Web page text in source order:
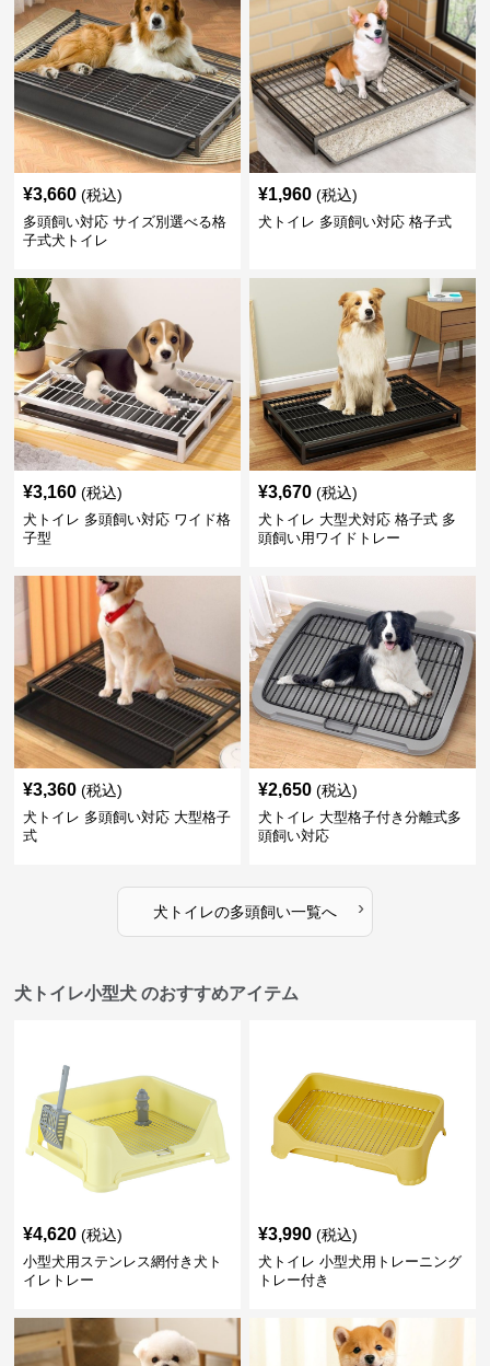
¥3,660 (税込)
多頭飼い対応 サイズ別選べる格
子式犬トイレ
¥1,960 (税込)
犬トイレ 多頭飼い対応 格子式
¥3,160 (税込)
犬トイレ 多頭飼い対応 ワイド格
子型
¥3,670 (税込)
犬トイレ 大型犬対応 格子式 多
頭飼い用ワイドトレー
¥3,360 (税込)
犬トイレ 多頭飼い対応 大型格子
式
¥2,650 (税込)
犬トイレ 大型格子付き分離式多
頭飼い対応
犬トイレの多頭飼い一覧へ ›
犬トイレ小型犬 のおすすめアイテム
¥4,620 (税込)
小型犬用ステンレス網付き犬ト
イレトレー
¥3,990 (税込)
犬トイレ 小型犬用トレーニング
トレー付き